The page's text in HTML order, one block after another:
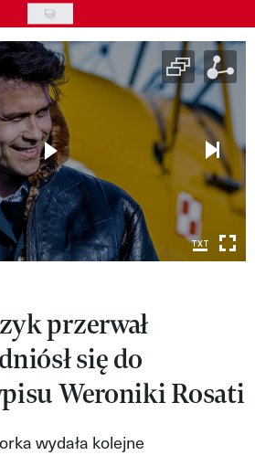
przerwał
się do
Weroniki Rosati
wydała kolejne